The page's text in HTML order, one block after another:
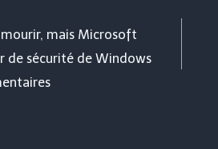
mais Microsoft
de sécurité de Windows